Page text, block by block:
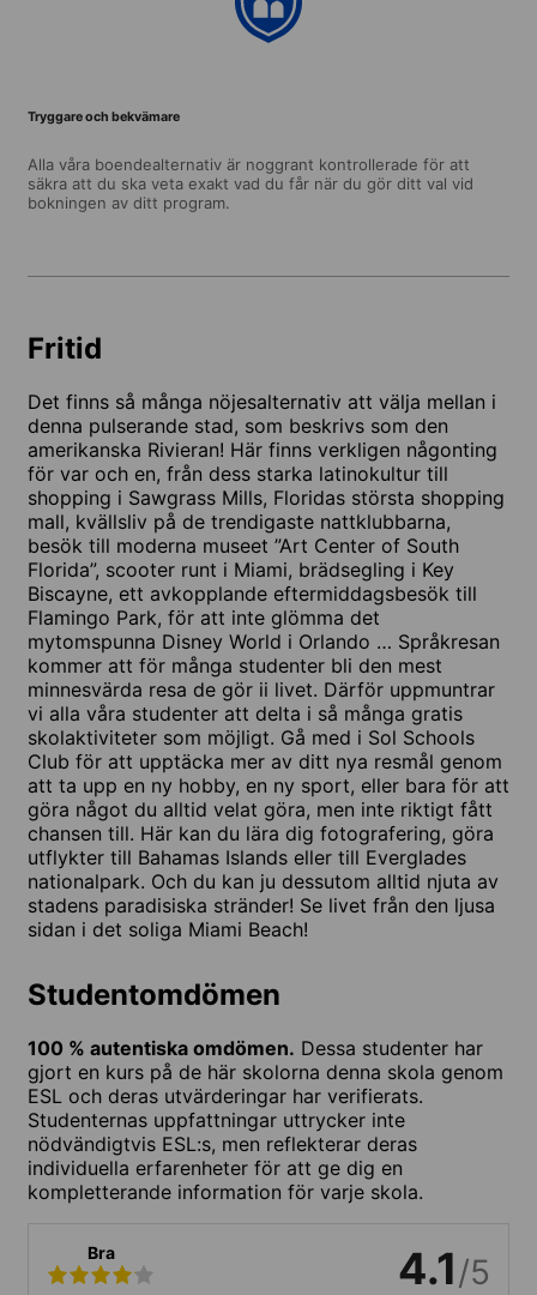
Tryggare och bekvämare
Alla våra boendealternativ är noggrant kontrollerade för att
säkra att du ska veta exakt vad du får när du gör ditt val vid
bokningen av ditt program.
Fritid
Det finns så många nöjesalternativ att välja mellan i
denna pulserande stad, som beskrivs som den
amerikanska Rivieran! Här finns verkligen någonting
för var och en, från dess starka latinokultur till
shopping i Sawgrass Mills, Floridas största shopping
mall, kvällsliv på de trendigaste nattklubbarna,
besök till moderna museet ”Art Center of South
Florida”, scooter runt i Miami, brädsegling i Key
Biscayne, ett avkopplande eftermiddagsbesök till
Flamingo Park, för att inte glömma det
mytomspunna Disney World i Orlando … Språkresan
kommer att för många studenter bli den mest
minnesvärda resa de gör ii livet. Därför uppmuntrar
vi alla våra studenter att delta i så många gratis
skolaktiviteter som möjligt. Gå med i Sol Schools
Club för att upptäcka mer av ditt nya resmål genom
att ta upp en ny hobby, en ny sport, eller bara för att
göra något du alltid velat göra, men inte riktigt fått
chansen till. Här kan du lära dig fotografering, göra
utflykter till Bahamas Islands eller till Everglades
nationalpark. Och du kan ju dessutom alltid njuta av
stadens paradisiska stränder! Se livet från den ljusa
sidan i det soliga Miami Beach!
Studentomdömen
100 % autentiska omdömen. Dessa studenter har
gjort en kurs på de här skolorna denna skola genom
ESL och deras utvärderingar har verifierats.
Studenternas uppfattningar uttrycker inte
nödvändigtvis ESL:s, men reflekterar deras
individuella erfarenheter för att ge dig en
kompletterande information för varje skola.
Bra 4.1/5